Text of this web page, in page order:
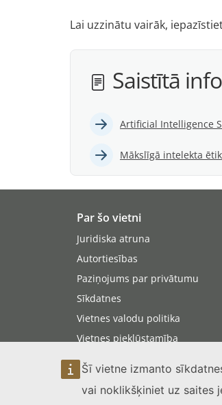
Šī vietne izmanto
vai noklikšķiniet uz saites
Lai uzzinātu vairāk,
Saistītā
Artificial Intelligence
Mākslīgā intelekta
Par šo vietni
Juridiska atruna
Autortiesības
Paziņojums par privātumu
Sīkdatnes
Vietnes valodu politika
Vietnes piekļūstamība
Vietnes karte